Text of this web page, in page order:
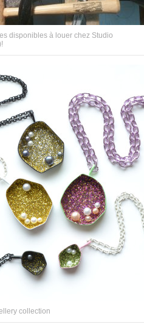
disponibles à louer chez Studio
collection